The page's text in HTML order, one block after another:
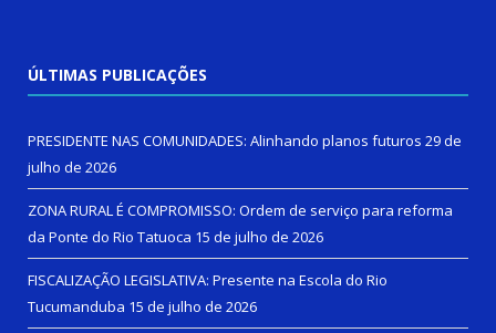
ÚLTIMAS PUBLICAÇÕES
PRESIDENTE NAS COMUNIDADES: Alinhando planos futuros 29 de
julho de 2026
ZONA RURAL É COMPROMISSO: Ordem de serviço para reforma
da Ponte do Rio Tatuoca 15 de julho de 2026
FISCALIZAÇÃO LEGISLATIVA: Presente na Escola do Rio
Tucumanduba 15 de julho de 2026